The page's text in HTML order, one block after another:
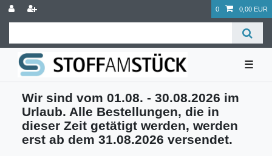
0 0,00 EUR
☰
Wir sind vom 01.08. - 30.08.2026 im
Urlaub. Alle Bestellungen, die in
dieser Zeit getätigt werden, werden
erst ab dem 31.08.2026 versendet.